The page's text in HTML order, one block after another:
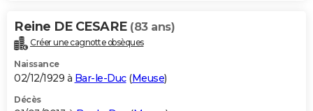
Reine DE CESARE (83 ans)
Créer une cagnotte obsèques
Naissance
02/12/1929 à Bar-le-Duc(Meuse)
Décès